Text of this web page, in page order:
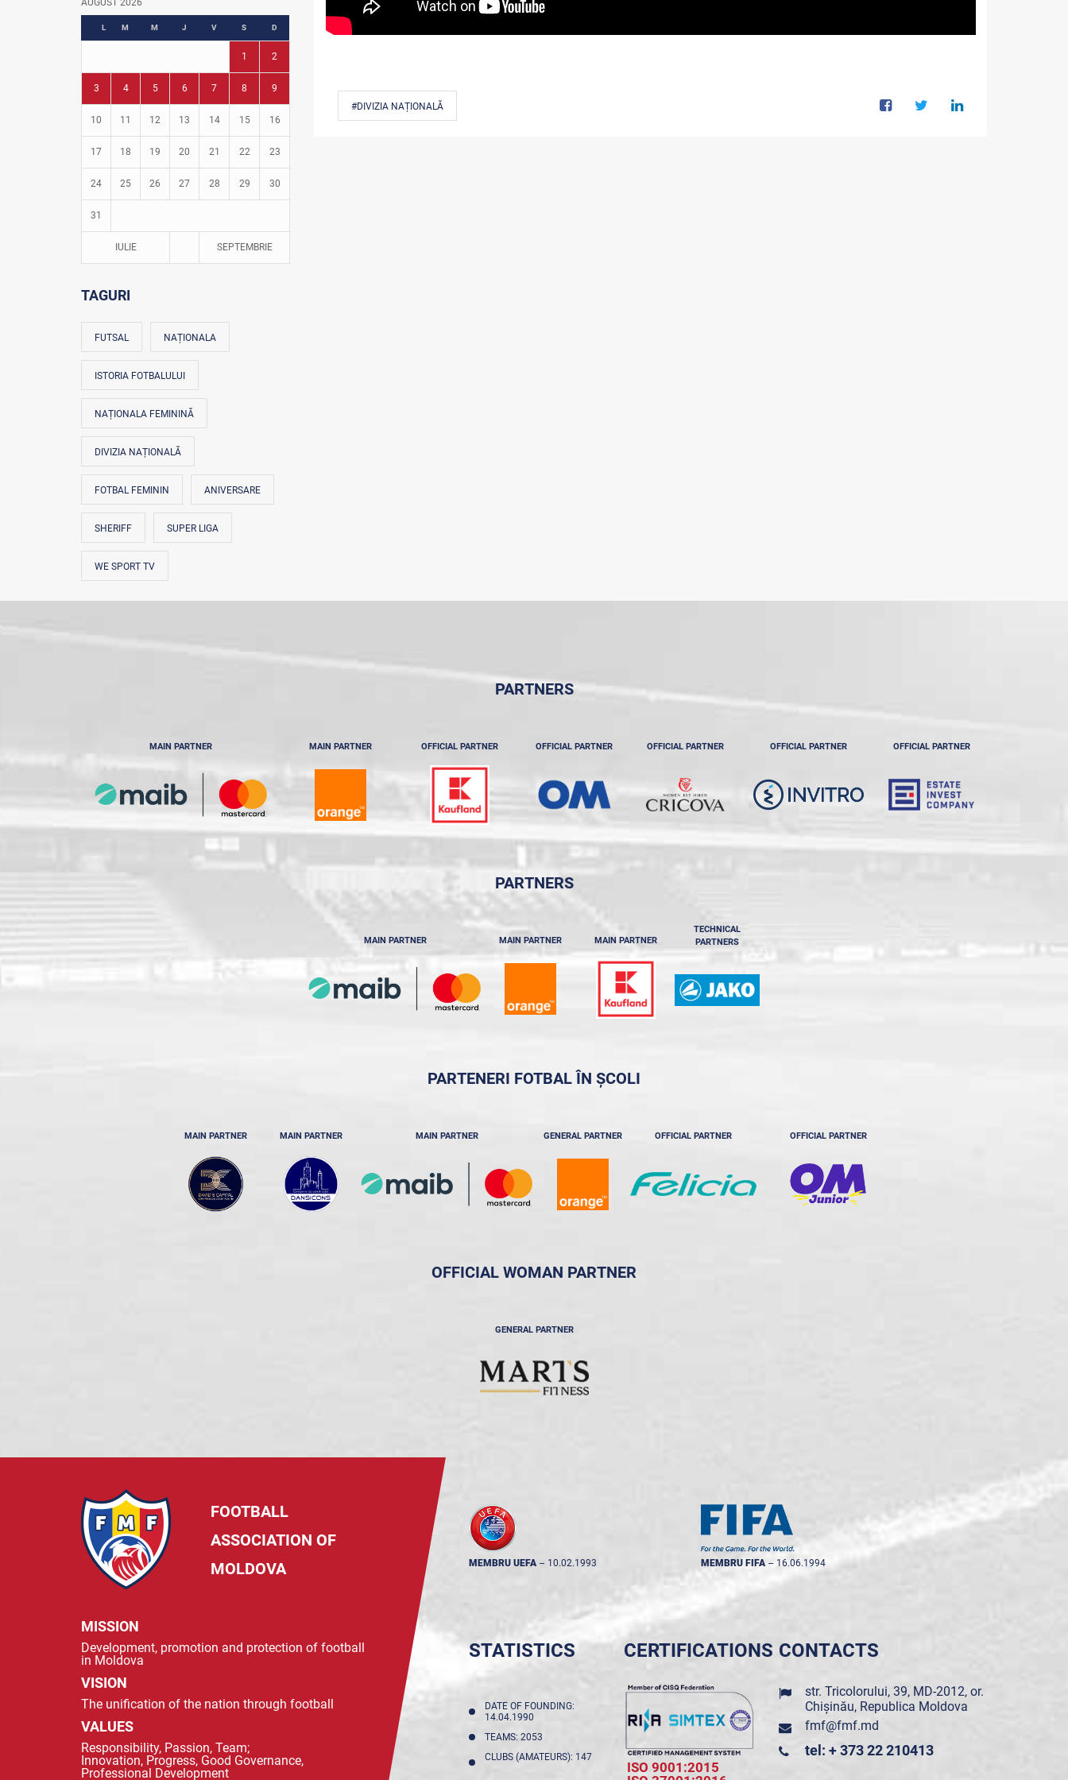
Fotbal în grădinițe
AUGUST 2026
L M M J V S D
1 2
3 4 5 6 7 8 9
10 11 12 13 14 15 16
17 18 19 20 21 22 23
24 25 26 27 28 29 30
31
IULIE SEPTEMBRIE
TAGURI
FUTSAL NAȚIONALA
ISTORIA FOTBALULUI
NAȚIONALA FEMININĂ
DIVIZIA NAȚIONALĂ
FOTBAL FEMININ ANIVERSARE
SHERIFF SUPER LIGA
WE SPORT TV
#DIVIZIA NAȚIONALĂ
PARTNERS
MAIN PARTNER MAIN PARTNER OFFICIAL PARTNER OFFICIAL PARTNER OFFICIAL PARTNER OFFICIAL PARTNER OFFICIAL PARTNER
PARTNERS
MAIN PARTNER MAIN PARTNER MAIN PARTNER
TECHNICAL
PARTNERS
PARTENERI FOTBAL ÎN ȘCOLI
MAIN PARTNER MAIN PARTNER MAIN PARTNER GENERAL PARTNER OFFICIAL PARTNER OFFICIAL PARTNER
OFFICIAL WOMAN PARTNER
GENERAL PARTNER
FOOTBALL
ASSOCIATION OF
MOLDOVA
MISSION
Development, promotion and protection of football
in Moldova
VISION
The unification of the nation through football
VALUES
Responsibility, Passion, Team;
Innovation, Progress, Good Governance,
Professional Development
MEMBRU UEFA -- 10.02.1993 MEMBRU FIFA -- 16.06.1994
STATISTICS
DATE OF FOUNDING:
14.04.1990
TEAMS: 2053
CLUBS (AMATEURS): 147
CERTIFICATIONS
ISO 9001:2015
CONTACTS
str. Tricolorului, 39, MD-2012, or.
Chișinău, Republica Moldova
fmf@fmf.md
tel: + 373 22 210413